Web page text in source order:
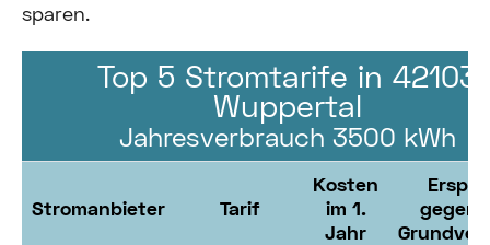
sparen.
Top 5 Stromtarife in 42103
Wuppertal
Jahresverbrauch 3500 kWh
Stromanbieter Tarif
Kosten
im 1.
Jahr